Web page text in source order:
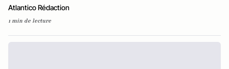
Atlantico Rédaction
1 min de lecture